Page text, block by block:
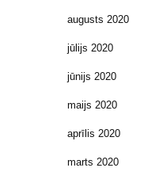
augusts 2020
jūlijs 2020
jūnijs 2020
maijs 2020
aprīlis 2020
marts 2020